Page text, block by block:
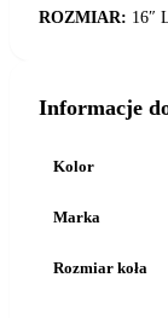
ROZMIAR: 16″
Informacje
Kolor
Marka
Rozmiar koła